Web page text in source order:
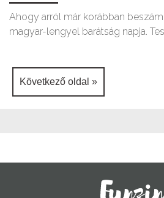
Ahogy arról már korábban
magyar-lengyel barátság napja.
Következő oldal »